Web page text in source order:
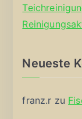
Neueste
franz.r zu